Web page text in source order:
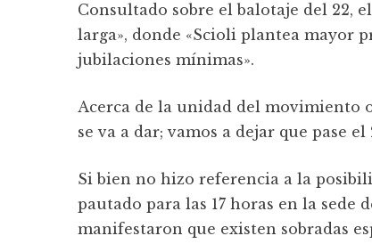
Consultado sobre el balotaje del 22,
larga», donde «Scioli plantea mayor
jubilaciones mínimas».
Acerca de la unidad del movimiento
se va a dar; vamos a dejar que pase
Si bien no hizo referencia a la
pautado para las 17 horas en la sede
manifestaron que existen sobradas